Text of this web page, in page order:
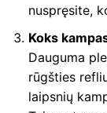
nuspręsite,
Koks
Dauguma
rūgšties
laipsnių